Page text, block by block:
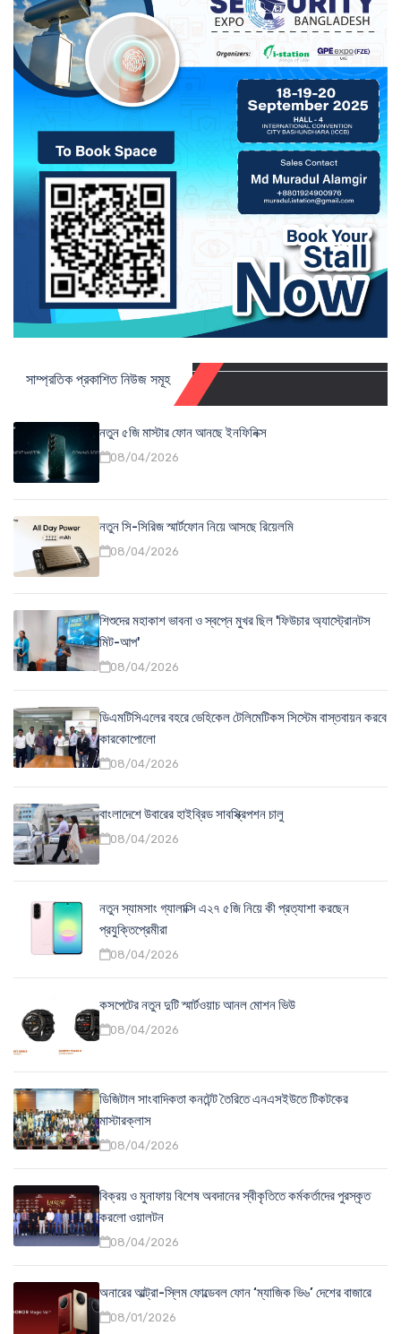
সাম্প্রতিক প্রকাশিত নিউজ সমূহ
নতুন ৫জি মাস্টার ফোন আনছে ইনফিনিক্স
08/04/2026
নতুন সি-সিরিজ স্মার্টফোন নিয়ে আসছে রিয়েলমি
08/04/2026
শিশুদের মহাকাশ ভাবনা ও স্বপ্নে মুখর ছিল 'ফিউচার অ্যাস্ট্রোনটস
মিট-আপ'
08/04/2026
ডিএমটিসিএলের বহরে ভেহিকেল টেলিমেটিকস সিস্টেম বাস্তবায়ন করবে
কারকোপোলো
08/04/2026
বাংলাদেশে উবারের হাইব্রিড সাবস্ক্রিপশন চালু
08/04/2026
নতুন স্যামসাং গ্যালাক্সি এ২৭ ৫জি নিয়ে কী প্রত্যাশা করছেন
প্রযুক্তিপ্রেমীরা
08/04/2026
কসপেটের নতুন দুটি স্মার্টওয়াচ আনল মোশন ভিউ
08/04/2026
ডিজিটাল সাংবাদিকতা কনটেন্ট তৈরিতে এনএসইউতে টিকটকের
মাস্টারক্লাস
08/04/2026
বিক্রয় ও মুনাফায় বিশেষ অবদানের স্বীকৃতিতে কর্মকর্তাদের পুরস্কৃত
করলো ওয়ালটন
08/04/2026
অনারের আল্ট্রা-স্লিম ফোল্ডেবল ফোন ‘ম্যাজিক ভি৬’ দেশের বাজারে
08/01/2026